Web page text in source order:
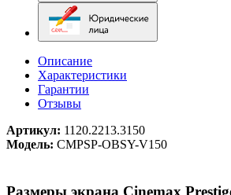
Описание
Характеристики
Гарантии
Отзывы
Артикул: 1120.2213.3150
Модель: CMPSP-OBSY-V150
Размеры экрана Cinemax